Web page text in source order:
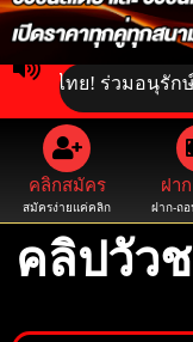
! ร่วมอนุรักษ์กีฬาพื้น
คลิกสมัคร
สมัครง่ายแค่คลิก
ฝา
ฝาก-ถ
คลิปวัว